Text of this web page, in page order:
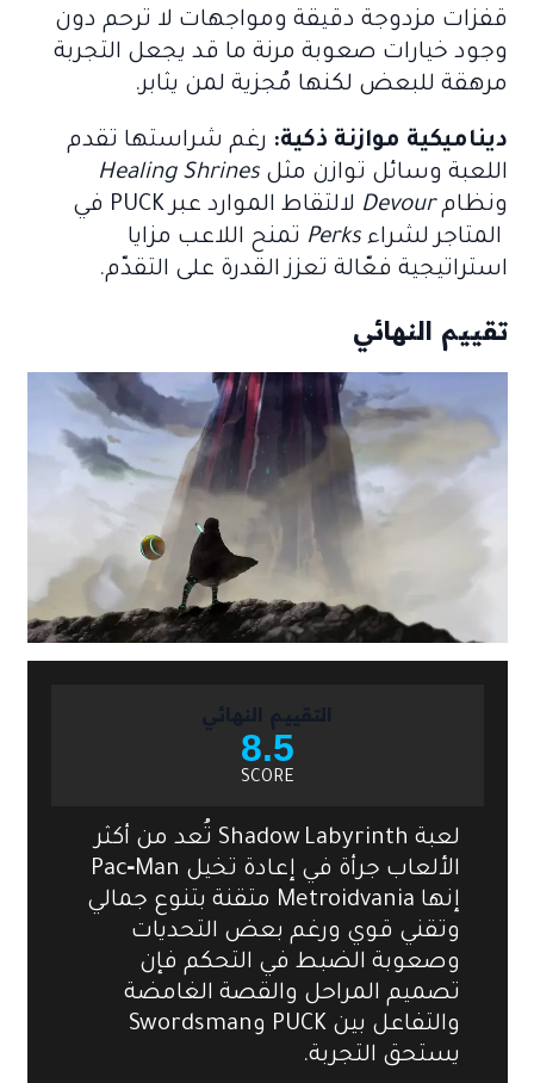
قفزات مزدوجة دقيقة ومواجهات لا ترحم دون
وجود خيارات صعوبة مرنة ما قد يجعل التجربة
مرهقة للبعض لكنها مُجزية لمن يثابر.
ديناميكية موازنة ذكية: رغم شراستها تقدم
اللعبة وسائل توازن مثلHealing Shrines
ونظامDevour
لالتقاط الموارد عبر PUCK في
المتاجر لشراءPerks تمنح اللاعب مزايا
استراتيجية فعّالة تعزز القدرة على التقدّم.
تقييم النهائي
التقييم النهائي
8.5
SCORE
لعبة Shadow Labyrinth تُعد من أكثر
الألعاب جرأة في إعادة تخيل Pac‑Man
إنها Metroidvania متقنة بتنوع جمالي
وتقني قوي ورغم بعض التحديات
وصعوبة الضبط في التحكم فإن
تصميم المراحل والقصة الغامضة
والتفاعل بين PUCK وSwordsman
يستحق التجربة.